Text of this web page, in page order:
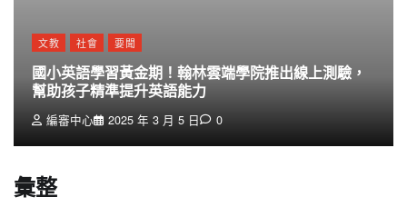
文教 社會 要聞
國小英語學習黃金期！翰林雲端學院推出線上測驗，
幫助孩子精準提升英語能力
編審中心 2025 年 3 月 5 日 0
彙整